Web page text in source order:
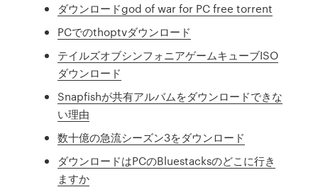
ダウンロードgod of war for PC free torrent
PCでのthoptvダウンロード
テイルズオブシンフォニアゲームキューブISO
ダウンロード
Snapfishが共有アルバムをダウンロードできな
い理由
数十億の急流シーズン3をダウンロード
ダウンロードはPCのBluestacksのどこに行き
ますか